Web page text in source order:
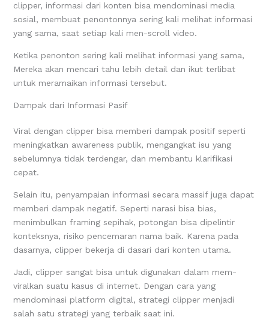
clipper, informasi dari konten bisa mendominasi media
sosial, membuat penontonnya sering kali melihat informasi
yang sama, saat setiap kali men-scroll video.
Ketika penonton sering kali melihat informasi yang sama,
Mereka akan mencari tahu lebih detail dan ikut terlibat
untuk meramaikan informasi tersebut.
Dampak dari Informasi Pasif
Viral dengan clipper bisa memberi dampak positif seperti
meningkatkan awareness publik, mengangkat isu yang
sebelumnya tidak terdengar, dan membantu klarifikasi
cepat.
Selain itu, penyampaian informasi secara massif juga dapat
memberi dampak negatif. Seperti narasi bisa bias,
menimbulkan framing sepihak, potongan bisa dipelintir
konteksnya, risiko pencemaran nama baik. Karena pada
dasarnya, clipper bekerja di dasari dari konten utama.
Jadi, clipper sangat bisa untuk digunakan dalam mem-
viralkan suatu kasus di internet. Dengan cara yang
mendominasi platform digital, strategi clipper menjadi
salah satu strategi yang terbaik saat ini.